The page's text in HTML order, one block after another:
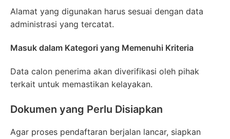
Alamat yang digunakan harus sesuai dengan data
administrasi yang tercatat.
Masuk dalam Kategori yang Memenuhi Kriteria
Data calon penerima akan diverifikasi oleh pihak
terkait untuk memastikan kelayakan.
Dokumen yang Perlu Disiapkan
Agar proses pendaftaran berjalan lancar, siapkan